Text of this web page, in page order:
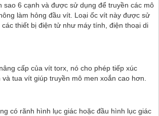
sao 6 cạnh và được sử dụng để truyền các mô
làm hỏng đầu vít. Loại ốc vít này được sử
thiết bị điện tử như máy tính, điện thoại di
cấp của vít torx, nó cho phép tiếp xúc
tua vít giúp truyền mô men xoắn cao hơn.
có rãnh hình lục giác hoặc đầu hình lục giác